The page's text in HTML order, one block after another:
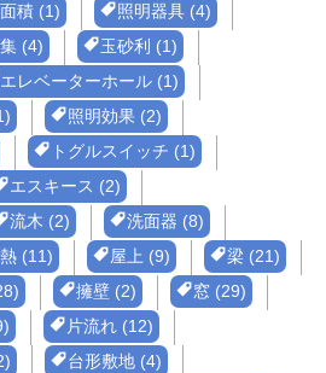
積 (1)
照明器具 (4)
(4)
玉砂利 (1)
エレベーターホール (1)
照明効果 (2)
トグルスイッチ (1)
エスキース (2)
流木 (2)
洗面器 (8)
(11) 屋上 (9)
梁 (21)
擁壁 (2)
窓 (29)
片流れ (12)
台形敷地 (4)